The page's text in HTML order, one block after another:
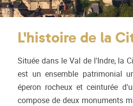
L'histoire de la
Située dans le Val de l'Indre, la
est un ensemble patrimonial
éperon rocheux et ceinturée
compose de deux monuments